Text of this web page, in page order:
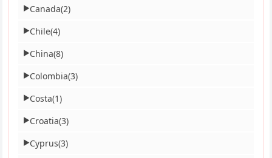
▶Canada(2)
▶Chile(4)
▶China(8)
▶Colombia(3)
▶Costa(1)
▶Croatia(3)
▶Cyprus(3)